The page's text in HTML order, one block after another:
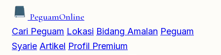
PeguamOnline
Cari Peguam Lokasi Bidang Amalan Peguam
Syarie Artikel Profil Premium